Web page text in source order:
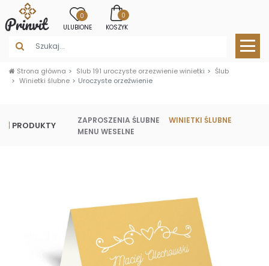
0
ULUBIONE
0
KOSZYK
Strona główna Slub 191 uroczyste orzezwienie winietki
Ślub
Winietki ślubne
Uroczyste orzeźwienie
PRODUKTY ZAPROSZENIA ŚLUBNE
WINIETKI ŚLUBNE
MENU WESELNE